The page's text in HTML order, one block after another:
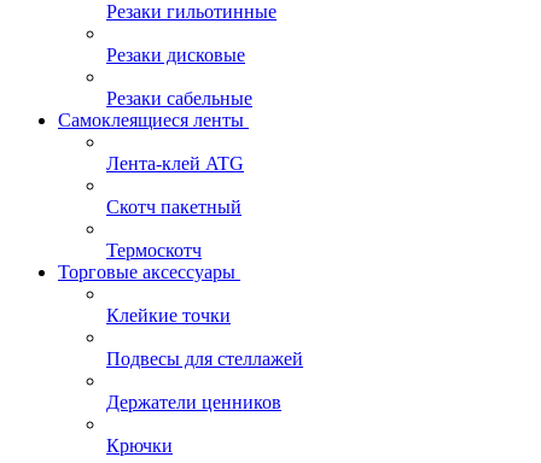
Резаки гильотинные
Резаки дисковые
Резаки сабельные
Самоклеящиеся ленты
Лента-клей ATG
Скотч пакетный
Термоскотч
Торговые аксессуары
Клейкие точки
Подвесы для стеллажей
Держатели ценников
Крючки